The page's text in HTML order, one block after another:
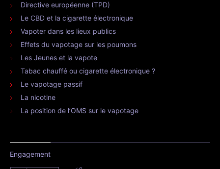
Directive européenne (TPD)
Le CBD et la cigarette électronique
Vapoter dans les lieux publics
Effets du vapotage sur les poumons
Les Jeunes et la vapote
Tabac chauffé ou cigarette électronique ?
Le vapotage passif
La nicotine
La position de l’OMS sur le vapotage
Engagement